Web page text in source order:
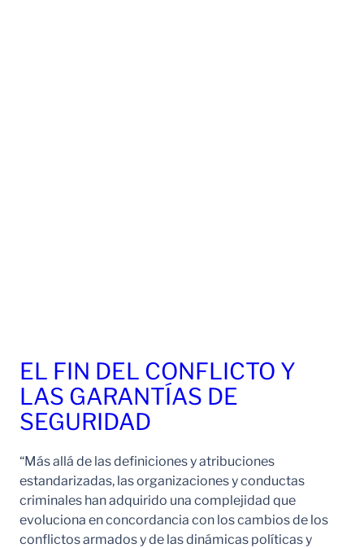
EL FIN DEL CONFLICTO Y
LAS GARANTÍAS DE
SEGURIDAD
“Más allá de las definiciones y atribuciones
estandarizadas, las organizaciones y conductas
criminales han adquirido una complejidad que
evoluciona en concordancia con los cambios de los
conflictos armados y de las dinámicas políticas y